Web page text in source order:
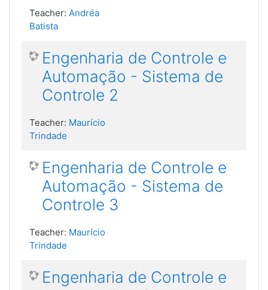
Teacher: Andréa
Batista
Engenharia de Controle e
Automação - Sistema de
Controle 2
Teacher: Maurício
Trindade
Engenharia de Controle e
Automação - Sistema de
Controle 3
Teacher: Maurício
Trindade
Engenharia de Controle e